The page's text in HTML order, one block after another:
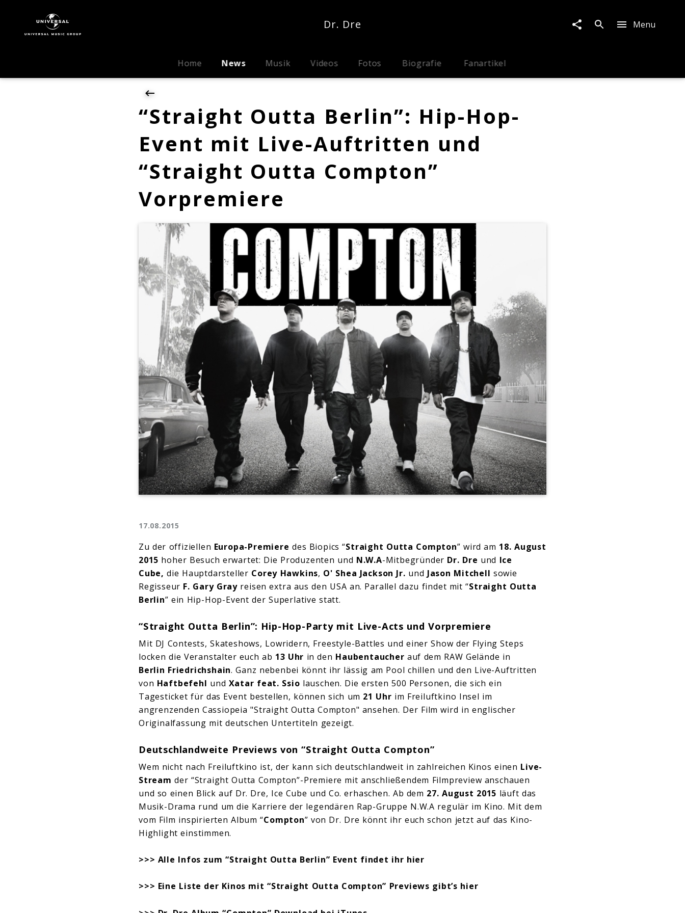
Outta
Dr. Dre Menu
Home News Musik Videos Fotos Biografie Fanartikel
“Straight Outta Berlin”: Hip-Hop-
Event mit Live-Auftritten und
“Straight Outta Compton”
Vorpremiere
17.08.2015
Zu der offiziellen Europa-Premiere des Biopics “Straight Outta Compton” wird am 18. August
2015 hoher Besuch erwartet: Die Produzenten und N.W.A-Mitbegründer Dr. Dre und Ice
Cube,die Hauptdarsteller Corey Hawkins, O' Shea Jackson Jr. und Jason Mitchell sowie
Regisseur F. Gary Gray reisen extra aus den USA an. Parallel dazu findet mit “Straight Outta
Berlin” ein Hip-Hop-Event der Superlative statt.
“Straight Outta Berlin”: Hip-Hop-Party mit Live-Acts und Vorpremiere
Mit DJ Contests, Skateshows, Lowridern, Freestyle-Battles und einer Show der Flying Steps
locken die Veranstalter euch ab 13 Uhr in den Haubentaucher auf dem RAW Gelände in
Berlin Friedrichshain. Ganz nebenbei könnt ihr lässig am Pool chillen und den Live-Auftritten
von Haftbefehl und Xatar feat. Ssio lauschen. Die ersten 500 Personen, die sich ein
Tagesticket für das Event bestellen, können sich um 21 Uhr im Freiluftkino Insel im
angrenzenden Cassiopeia "Straight Outta Compton" ansehen. Der Film wird in englischer
Originalfassung mit deutschen Untertiteln gezeigt.
Deutschlandweite Previews von “Straight Outta Compton”
Wem nicht nach Freiluftkino ist, der kann sich deutschlandweit in zahlreichen Kinos einen Live-
Stream der “Straight Outta Compton”-Premiere mit anschließendem Filmpreview anschauen
und so einen Blick auf Dr. Dre, Ice Cube und Co. erhaschen. Ab dem 27. August 2015 läuft das
Musik-Drama rund um die Karriere der legendären Rap-Gruppe N.W.A regulär im Kino. Mit dem
vom Film inspirierten Album “Compton” von Dr. Dre könnt ihr euch schon jetzt auf das Kino-
Highlight einstimmen.
>>> Alle Infos zum “Straight Outta Berlin” Event findet ihr hier
>>> Eine Liste der Kinos mit “Straight Outta Compton” Previews gibt’s hier